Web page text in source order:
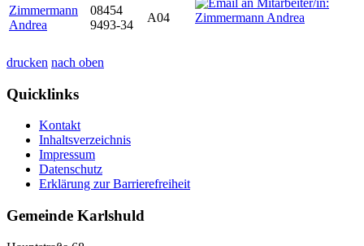
Zimmermann
Andrea
08454
9493-34
A04
drucken nach oben
Quicklinks
Kontakt
Inhaltsverzeichnis
Impressum
Datenschutz
Erklärung zur Barrierefreiheit
Gemeinde Karlshuld